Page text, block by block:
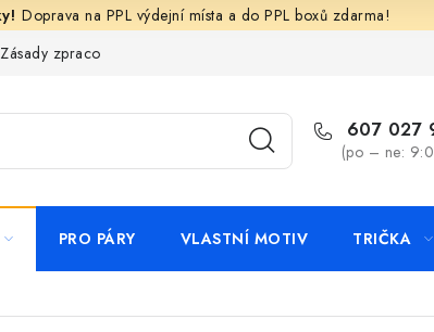
Doprava na PPL výdejní místa a do PPL boxů zdarma!
Zásady zpracování ochrany osobních údajů
607 027
(po – ne:
PRO PÁRY VLASTNÍ MOTIV TRIČKA